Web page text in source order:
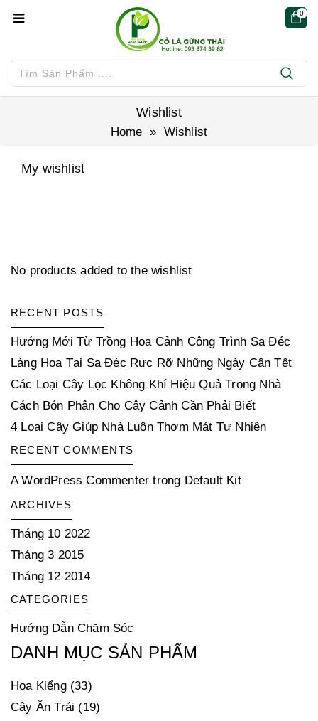
0
Wishlist
Home » Wishlist
My wishlist
No products added to the wishlist
RECENT POSTS
Hướng Mới Từ Trồng Hoa Cảnh Công Trình Sa Đéc
Làng Hoa Tại Sa Đéc Rực Rỡ Những Ngày Cận Tết
Các Loại Cây Lọc Không Khí Hiệu Quả Trong Nhà
Cách Bón Phân Cho Cây Cảnh Cần Phải Biết
4 Loại Cây Giúp Nhà Luôn Thơm Mát Tự Nhiên
RECENT COMMENTS
A WordPress Commenter trong Default Kit
ARCHIVES
Tháng 10 2022
Tháng 3 2015
Tháng 12 2014
CATEGORIES
Hướng Dẫn Chăm Sóc
DANH MỤC SẢN PHẨM
Hoa Kiểng
33
Cây Ăn Trái
19